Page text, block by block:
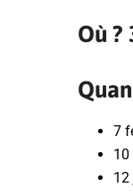
Où ?
7
10